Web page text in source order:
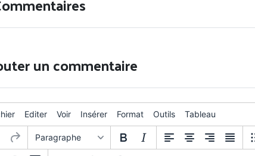
un commentaire
Editer Voir Insérer Format Outils Tableau
Paragraphe